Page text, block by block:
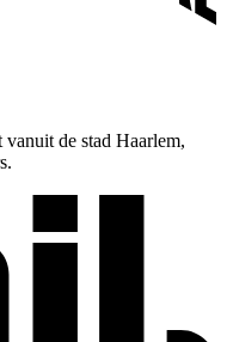
de stad Haarlem,